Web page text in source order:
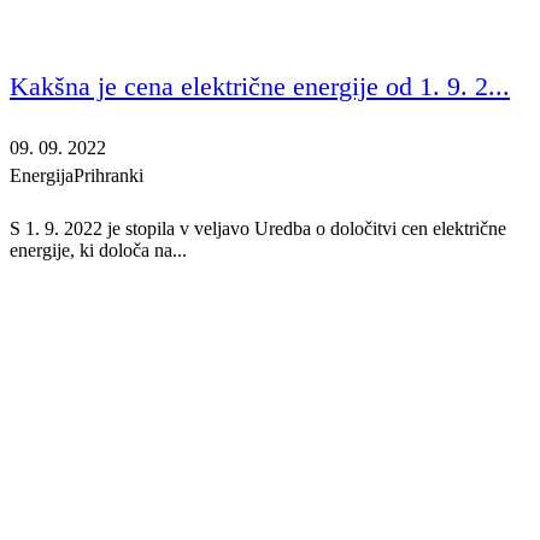
Kakšna je cena električne energije od 1. 9. 2...
09. 09. 2022
EnergijaPrihranki
S 1. 9. 2022 je stopila v veljavo Uredba o določitvi cen električne
energije, ki določa na...